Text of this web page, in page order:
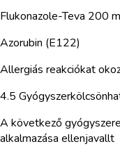
Flukonazole-Teva 200
Azorubin (E122)
Allergiás reakciókat
4.5
A következő
alkalmazása ellenjavallt